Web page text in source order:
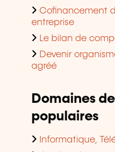
Cofinancement
entreprise
Le bilan de
Devenir
agréé
Domaines
populaires
Informatique,